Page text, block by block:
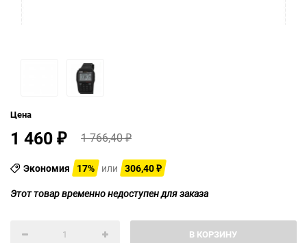
Цена
1 460 ₽ 1 766,40₽
Экономия 17% или 306,40 ₽
Этот товар временно недоступен для заказа
В КОРЗИНУ